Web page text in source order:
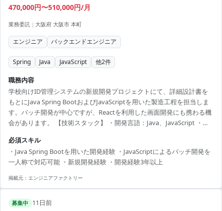
470,000円〜510,000円/月
業務委託 | 大阪府 大阪市 本町
エンジニア バックエンドエンジニア
Spring Java JavaScript 他2件
職務内容
学校向けID管理システムの新規開発プロジェクトにて、詳細設計書を
もとにJava Spring BootおよびJavaScriptを用いた製造工程を担当しま
す。バッチ開発が中心ですが、Reactを利用した画面開発にも携わる機
会があります。 【技術スタック】 ・開発言語：Java、JavaScript ・フ
必須スキル
・Java Spring Bootを用いた開発経験 ・JavaScriptによるバッチ開発を
一人称で対応可能 ・新規開発経験 ・開発経験3年以上
掲載元： エンジニアファクトリー
募集中 11日前